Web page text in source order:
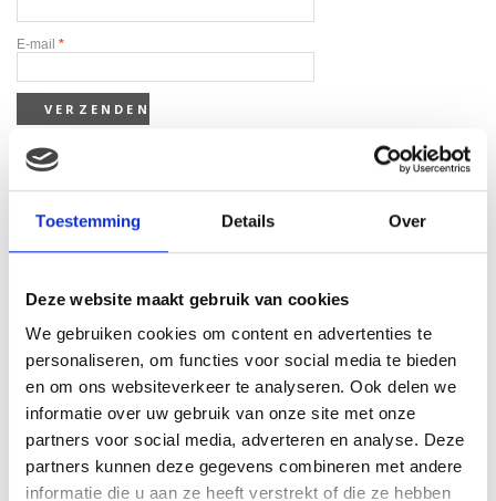
Toestemming Details Over
Deze website maakt gebruik van cookies
We gebruiken cookies om content en advertenties te
personaliseren, om functies voor social media te bieden
en om ons websiteverkeer te analyseren. Ook delen we
informatie over uw gebruik van onze site met onze
partners voor social media, adverteren en analyse. Deze
partners kunnen deze gegevens combineren met andere
informatie die u aan ze heeft verstrekt of die ze hebben
E-mail *
Gerelateerde producten